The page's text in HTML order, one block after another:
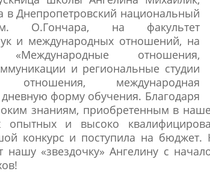
в Днепропетровский национальный
О.Гончара, на факультет
и международных отношений, на
«Международные отношения,
и региональные студии
отношения, международная
форму обучения. Благодаря
знаниям, приобретенным в
и высоко
конкурс и поступила на бюджет.
нашу «звездочку» Ангелину с